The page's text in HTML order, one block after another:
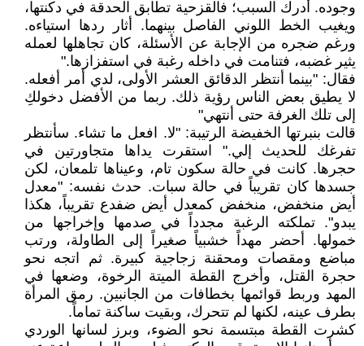
وجوده. أدرك السبب؛ فالقزحية تطابق الحدقة في دكنتها،
ويغيب الخط اللوني الفاصل بينهما. أثار ردها استياءه.
ورغم ضجره من الإجابة عن الأسئلة، كان تجاهلها لعمله
يثير غضبه، فتنامت في داخله رغبة في استفزازها."
فقال: "بينما أنتظر الدقائق العشر الأولى، لدي أمر أفعله.
لا يطيق بعض الناس رؤية ذلك. ربما من الأفضل دخولكِ
إلى تلك الغرفة حتى أنتهي"
قالت بنبرتها الخفيضة الرتيبة: "لا. افعل ما تشاء. سأنتظر
تفرغك للحديث إلي." استقرت يداها متجاورتين في
حجرها. كانت في حالة سكون تام، وعيناها تلمعان، لكن
جسدها كان تقريباً في حالة سبات. حدث نفسه: "معدل
أيض منخفض، منخفض كمعدل أيض ضفدع تقريباً، هكذا
يبدو". تملكته الرغبة مجدداً في صدمها وإخراجها من
خمولها. أحضر مهداً خشبياً صغيراً إلى الطاولة، ورتب
مباضع ومقصات ومحقنة زجاجية كبيرة. ثم اتجه نحو
حجرة القتل، وأخرج القطة الميتة الرخوة، وضعها في
المهد وربط قوائمها بخطافات من الجانبين. رمق المرأة
بطرف عينه، لكنها لم تتحرك، وبقيت ساكنة تماماً.
كشرت القطة مبتسمة نحو الضوء، وبرز لسانها الوردي